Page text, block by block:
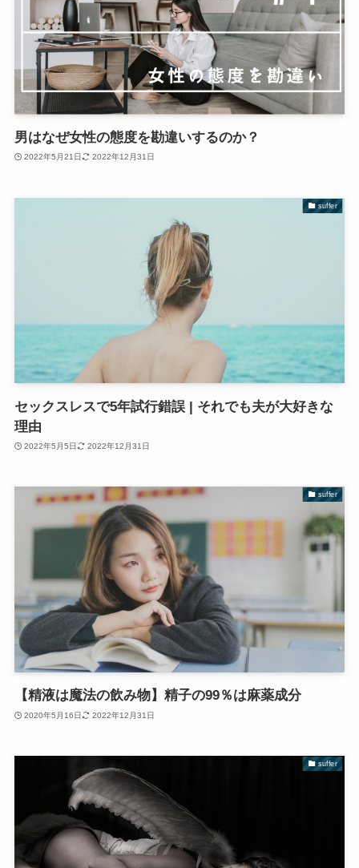
男はなぜ女性の態度を勘違いするのか？
2022年5月21日 2022年12月31日
suffer
セックスレスで5年試行錯誤 | それでも夫が大好きな
理由
2022年5月5日 2022年12月31日
suffer
【精液は魔法の飲み物】精子の99％は麻薬成分
2020年5月16日 2022年12月31日
suffer